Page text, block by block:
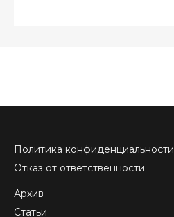
Политика конфиденциальности
Отказ от ответственности
Архив
Статьи